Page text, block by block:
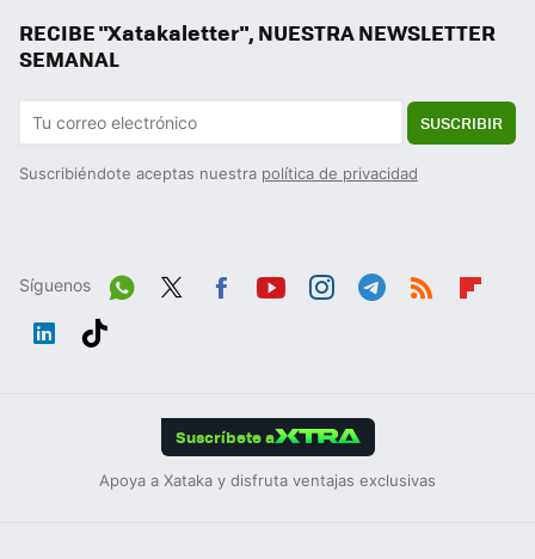
RECIBE "Xatakaletter", NUESTRA NEWSLETTER
SEMANAL
SUSCRIBIR
Suscribiéndote aceptas nuestra política de privacidad
Síguenos
Wh
Suscríbete a
Apoya a Xataka y disfruta ventajas exclusivas